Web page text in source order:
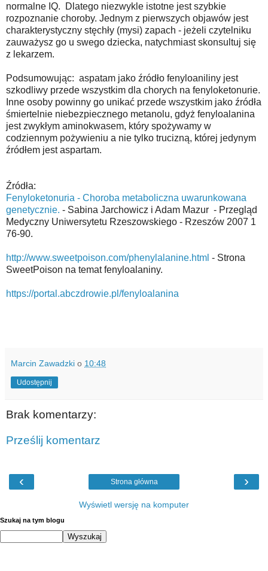
normalne IQ. Dlatego niezwykle istotne jest szybkie
rozpoznanie choroby. Jednym z pierwszych objawów jest
charakterystyczny stęchły (mysi) zapach - jeżeli czytelniku
zauważysz go u swego dziecka, natychmiast skonsultuj się
z lekarzem.
Podsumowując: aspatam jako źródło fenyloaniliny jest
szkodliwy przede wszystkim dla chorych na fenyloketonurie.
Inne osoby powinny go unikać przede wszystkim jako źródła
śmiertelnie niebezpiecznego metanolu, gdyż fenyloalanina
jest zwykłym aminokwasem, który spożywamy w
codziennym pożywieniu a nie tylko trucizną, której jedynym
źródłem jest aspartam.
Źródła:
Fenyloketonuria - Choroba metaboliczna uwarunkowana
genetycznie. - Sabina Jarchowicz i Adam Mazur - Przegląd
Medyczny Uniwersytetu Rzeszowskiego - Rzeszów 2007 1
76-90.
http://www.sweetpoison.com/phenylalanine.html - Strona
SweetPoison na temat fenyloalaniny.
https://portal.abczdrowie.pl/fenyloalanina
Marcin Zawadzki o 10:48
Udostępnij
Brak komentarzy:
Prześlij komentarz
‹ ›
Strona główna
Wyświetl wersję na komputer
Szukaj na tym blogu